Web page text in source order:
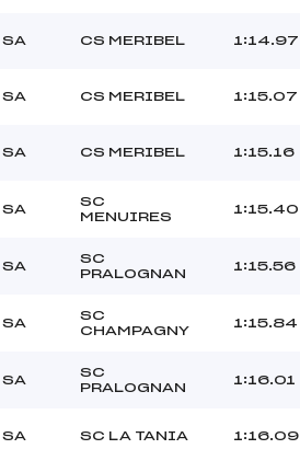
SA CS MERIBEL 1:14.97
SA CS MERIBEL 1:15.07
SA CS MERIBEL 1:15.16
SA
SC
MENUIRES
1:15.40
SA
SC
PRALOGNAN
1:15.56
SA
SC
CHAMPAGNY
1:15.84
SA
SC
PRALOGNAN
1:16.01
SA SC LA TANIA 1:16.09